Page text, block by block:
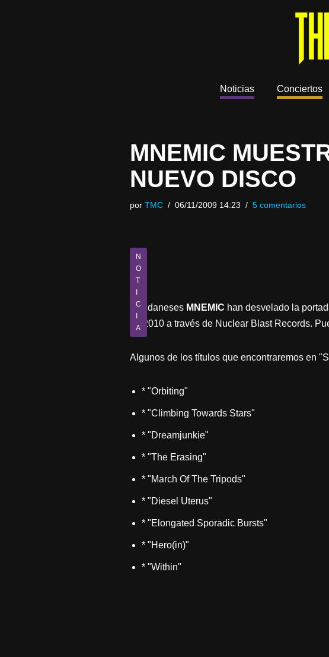
Noticias Conciertos
MNEMIC
NUEVO DISCO
por TMC 06/11/2009 14:23 5 comentarios
N
O
T
C
A
Los daneses MNEMIC han desvelado la
de 2010 a través de Nuclear Blast Records.
Algunos de los títulos que encontraremos en
* "Orbiting"
* "Climbing Towards Stars"
* "Dreamjunkie"
* "The Erasing"
* "March Of The Tripods"
* "Diesel Uterus"
* "Elongated Sporadic Bursts"
* "Hero(in)"
* "Within"